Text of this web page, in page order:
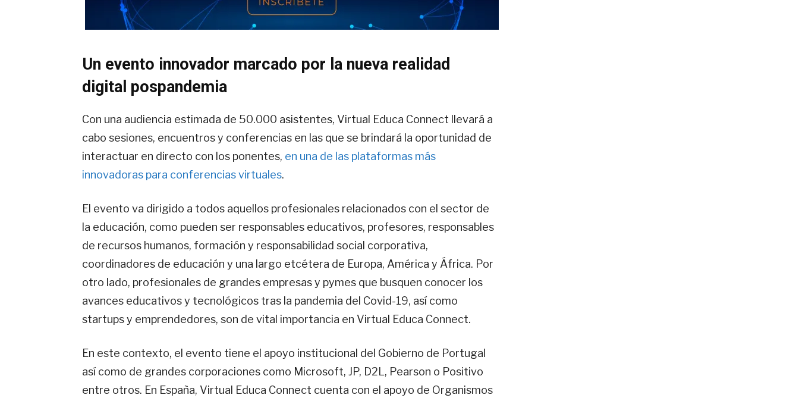
Un evento innovador marcado por la nueva realidad
digital pospandemia
Con una audiencia estimada de 50.000 asistentes, Virtual Educa Connect llevará a
cabo sesiones, encuentros y conferencias en las que se brindará la oportunidad de
interactuar en directo con los ponentes, en una de las plataformas más
innovadoras para conferencias virtuales.
El evento va dirigido a todos aquellos profesionales relacionados con el sector de
la educación, como pueden ser responsables educativos, profesores, responsables
de recursos humanos, formación y responsabilidad social corporativa,
coordinadores de educación y una largo etcétera de Europa, América y África. Por
otro lado, profesionales de grandes empresas y pymes que busquen conocer los
avances educativos y tecnológicos tras la pandemia del Covid-19, así como
startups y emprendedores, son de vital importancia en Virtual Educa Connect.
En este contexto, el evento tiene el apoyo institucional del Gobierno de Portugal
así como de grandes corporaciones como Microsoft, JP, D2L, Pearson o Positivo
entre otros. En España, Virtual Educa Connect cuenta con el apoyo de Organismos